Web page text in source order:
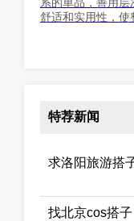
系的单品，善用
舒适和实用性，使
特荐新闻
求洛阳旅游搭
找北京cos搭子